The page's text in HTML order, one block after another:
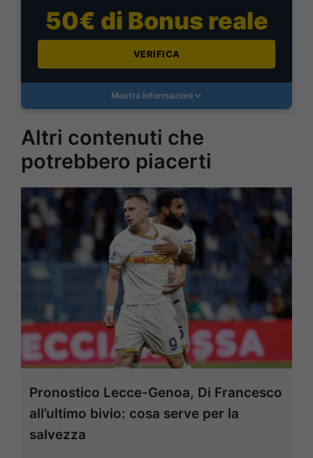
50€ di Bonus reale
VERIFICA
Mostra Informazioni
Altri contenuti che
potrebbero piacerti
Pronostico Lecce-Genoa, Di Francesco
all’ultimo bivio: cosa serve per la
salvezza